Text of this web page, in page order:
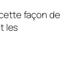
façon de
les